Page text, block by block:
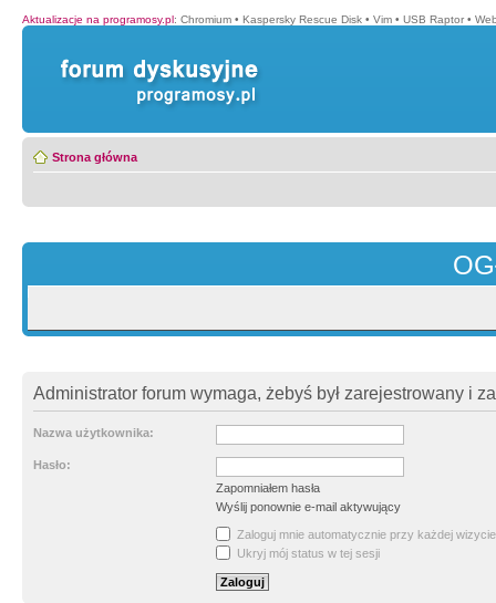
Aktualizacje na programosy.pl: Chromium • Kaspersky Rescue Disk • Vim • USB Raptor •
Strona główna
Administrator forum wymaga, żebyś był zarejestrowany i
Nazwa użytkownika:
Hasło:
Zapomniałem hasła
Wyślij ponownie e-mail aktywujący
Zaloguj mnie automatycznie przy każdej wizycie
Ukryj mój status w tej sesji